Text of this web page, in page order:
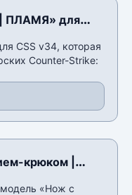
ПЛАМЯ» для
CSS v34, которая
Counter-Strike:
крюком |
«Нож с